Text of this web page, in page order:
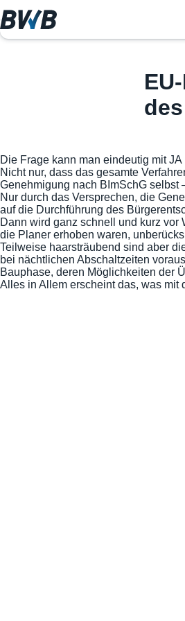
Die Frage kann man eindeutig mit
Nicht nur, dass das gesamte
Genehmigung nach BImSchG selbst
Nur durch das Versprechen, die
auf die Durchführung des
Dann wird ganz schnell und kurz
die Planer erhoben waren,
Teilweise haarsträubend sind aber
bei nächtlichen Abschaltzeiten
Bauphase, deren Möglichkeiten der
Alles in Allem erscheint das, was mit